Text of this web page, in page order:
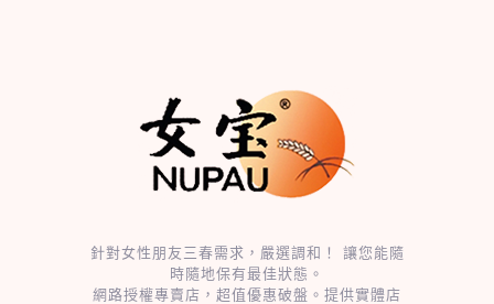
針對女性朋友三春需求，嚴選調和！ 讓您能隨
時隨地保有最佳狀態。
網路授權專賣店，超值優惠破盤。提供實體店